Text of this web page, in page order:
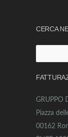
CERCA
per:
GRUPPO
Piazza
00162